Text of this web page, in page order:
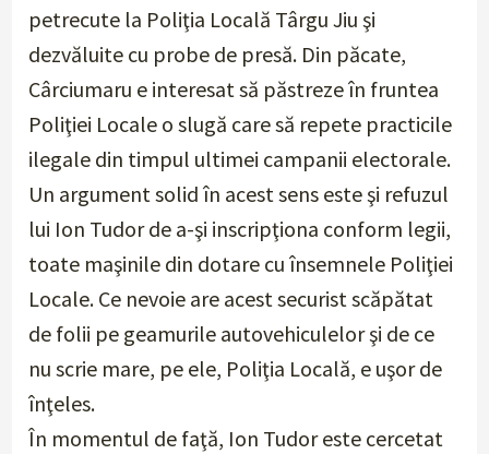
petrecute la Poliţia Locală Târgu Jiu şi
dezvăluite cu probe de presă. Din păcate,
Cârciumaru e interesat să păstreze în fruntea
Poliţiei Locale o slugă care să repete practicile
ilegale din timpul ultimei campanii electorale.
Un argument solid în acest sens este şi refuzul
lui Ion Tudor de a-şi inscripţiona conform legii,
toate maşinile din dotare cu însemnele Poliţiei
Locale. Ce nevoie are acest securist scăpătat
de folii pe geamurile autovehiculelor şi de ce
nu scrie mare, pe ele, Poliţia Locală, e uşor de
înţeles.
În momentul de faţă, Ion Tudor este cercetat